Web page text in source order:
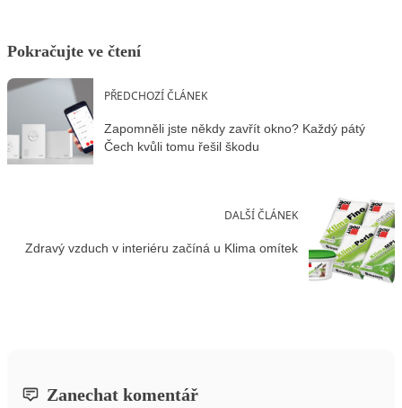
Pokračujte ve čtení
PŘEDCHOZÍ ČLÁNEK
Zapomněli jste někdy zavřít okno? Každý pátý
Čech kvůli tomu řešil škodu
DALŠÍ ČLÁNEK
Zdravý vzduch v interiéru začíná u Klima omítek
Zanechat komentář